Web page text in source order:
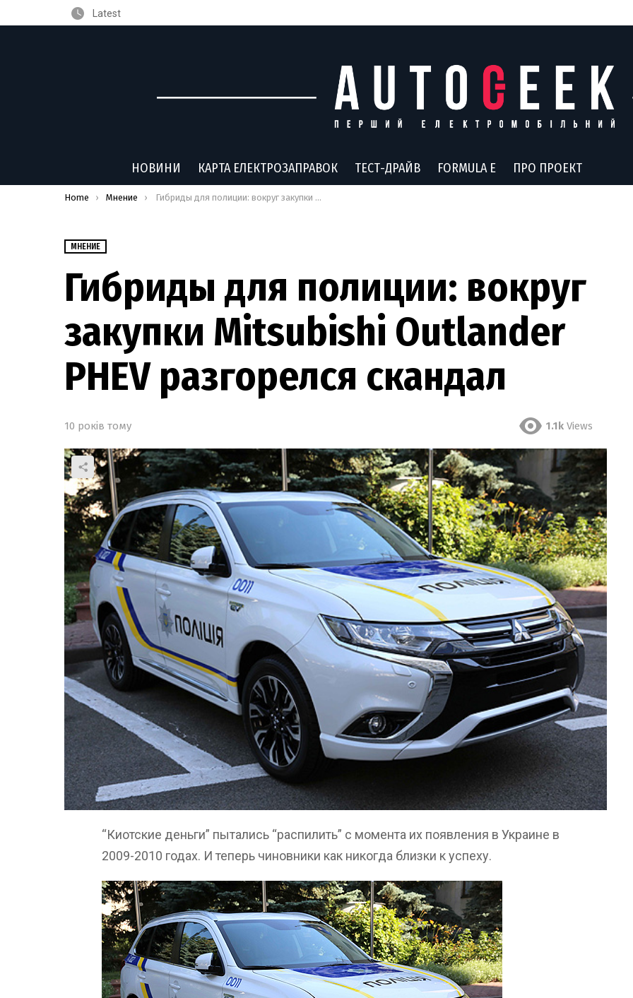
Latest
НОВИНИ КАРТА ЕЛЕКТРОЗАПРАВОК ТЕСТ-ДРАЙВ FORMULA E ПРО ПРОЕКТ
You are here:
Home Мнение Гибриды для полиции: вокруг закупки Mitsubishi Outlander PHEV разгорелся скандал
МНЕНИЕ
Гибриды для полиции: вокруг
закупки Mitsubishi Outlander
PHEV разгорелся скандал
10 років тому 1.1k Views
“Киотские деньги” пытались “распилить” с момента их появления в Украине в
2009-2010 годах. И теперь чиновники как никогда близки к успеху.